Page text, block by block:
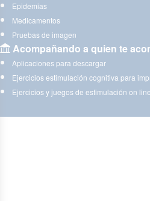
Epidemias
Medicamentos
Pruebas de imagen
Acompañando a quien te
Aplicaciones para descargar
Ejercicios estimulación cognitiva para
Ejercicios y juegos de estimulación on line